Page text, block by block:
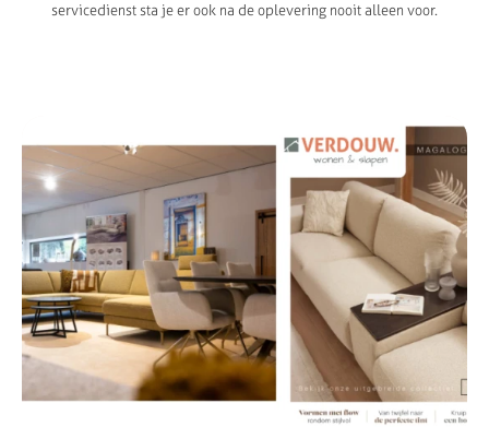
servicedienst sta je er ook na de oplevering nooit alleen voor.